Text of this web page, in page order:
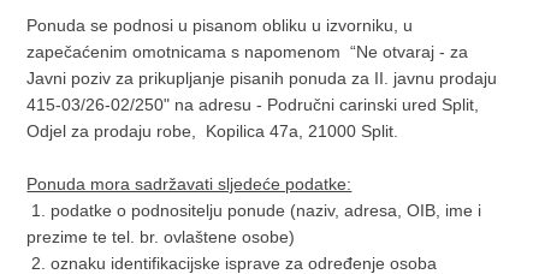
Ponuda se podnosi u pisanom obliku u izvorniku, u
zapečaćenim omotnicama s napomenom “Ne otvaraj - za
Javni poziv za prikupljanje pisanih ponuda za II. javnu prodaju
415-03/26-02/250" na adresu - Područni carinski ured Split,
Odjel za prodaju robe, Kopilica 47a, 21000 Split.
Ponuda mora sadržavati sljedeće podatke:
1. podatke o podnositelju ponude (naziv, adresa, OIB, ime i
prezime te tel. br. ovlaštene osobe)
2. oznaku identifikacijske isprave za određenje osoba